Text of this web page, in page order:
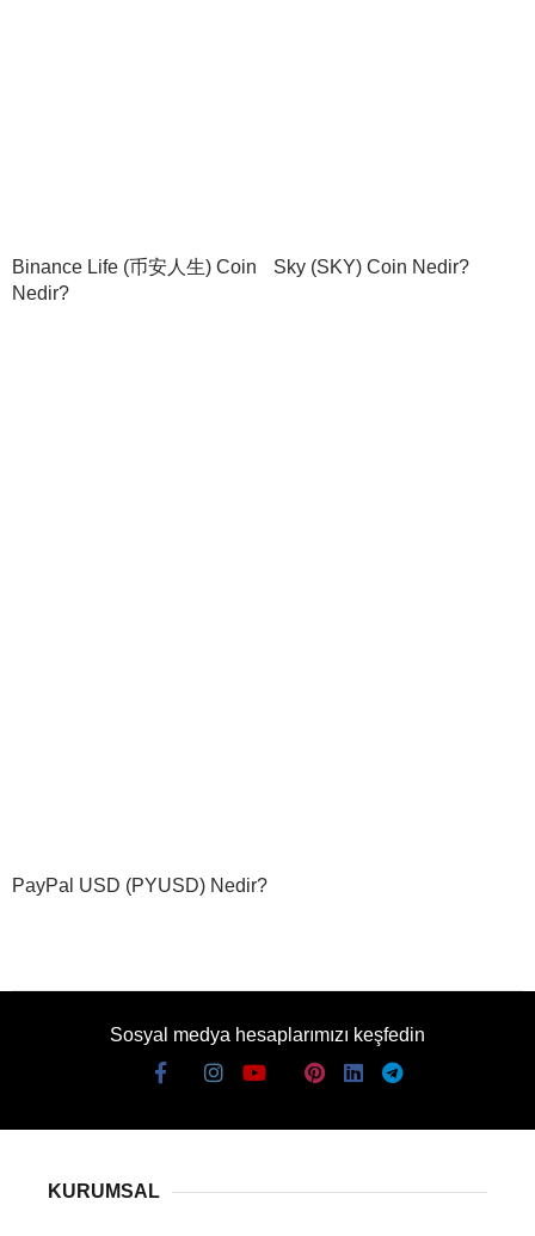
Binance Life (币安人生) Coin
Nedir?
Sky (SKY) Coin Nedir?
PayPal USD (PYUSD) Nedir?
Sosyal medya hesaplarımızı keşfedin
KURUMSAL